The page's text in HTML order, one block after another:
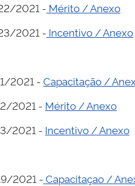
2021 - Mérito / Anexo
2021 - Incentivo / Anexo
2021 - Capacitação /
2021 - Mérito / Anexo
2021 - Incentivo / Anexo
2021 - Capacitaçao /